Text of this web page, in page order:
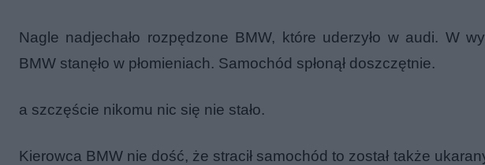
Nagle nadjechało rozpędzone BMW, które uderzyło w audi. W
BMW stanęło w płomieniach. Samochód spłonął doszczętnie.
a szczęście nikomu nic się nie stało.
Kierowca BMW nie dość, że stracił samochód to został także